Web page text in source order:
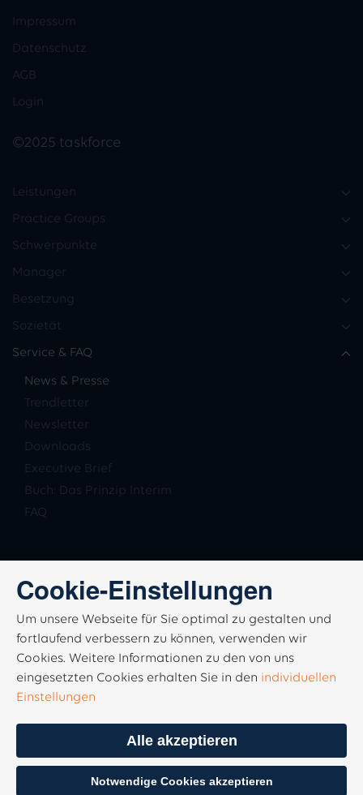
Impressum
Datenschutz
AGB
Login
©2025 taskforce
Leistungen
Practice Groups
Schwerpunkte
Manager
Besetzung
Sozietät
Service & FAQ
News & Presse
Trendletter
Newsletter
Downloads
Executive Brief
Buch: Das Prinzip Interim
FAQ
Cookie-Einstellungen
Um unsere Webseite für Sie optimal zu gestalten und
fortlaufend verbessern zu können, verwenden wir
Cookies. Weitere Informationen zu den von uns
eingesetzten Cookies erhalten Sie in den individuellen
Einstellungen
Alle akzeptieren
Notwendige Cookies akzeptieren